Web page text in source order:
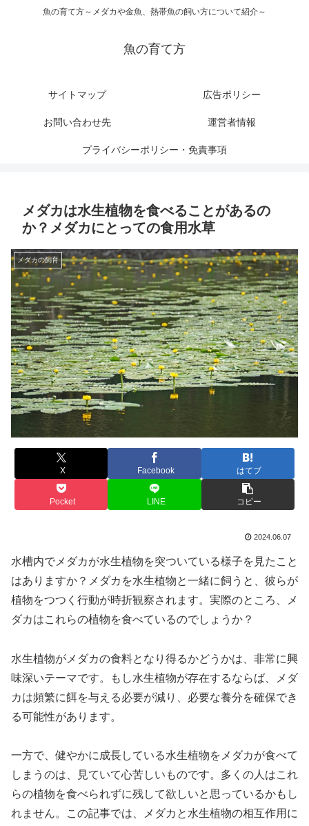
魚の育て方～メダカや金魚、熱帯魚の飼い方について紹介～
魚の育て方
サイトマップ 広告ポリシー
お問い合わせ先 運営者情報
プライバシーポリシー・免責事項
メダカは水生植物を食べることがあるの
か？メダカにとっての食用水草
メダカの飼育
X Facebook はてブ
Pocket LINE コピー
2024.06.07
水槽内でメダカが水生植物を突ついている様子を見たこと
はありますか？メダカを水生植物と一緒に飼うと、彼らが
植物をつつく行動が時折観察されます。実際のところ、メ
ダカはこれらの植物を食べているのでしょうか？
水生植物がメダカの食料となり得るかどうかは、非常に興
味深いテーマです。もし水生植物が存在するならば、メダ
カは頻繁に餌を与える必要が減り、必要な養分を確保でき
る可能性があります。
一方で、健やかに成長している水生植物をメダカが食べて
しまうのは、見ていて心苦しいものです。多くの人はこれ
らの植物を食べられずに残して欲しいと思っているかもし
れません。この記事では、メダカと水生植物の相互作用に